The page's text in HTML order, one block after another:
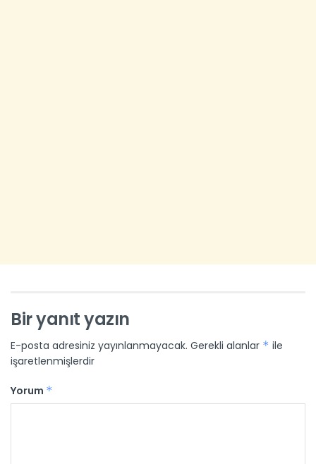
Bir yanıt yazın
E-posta adresiniz yayınlanmayacak. Gerekli alanlar * ile
işaretlenmişlerdir
Yorum *